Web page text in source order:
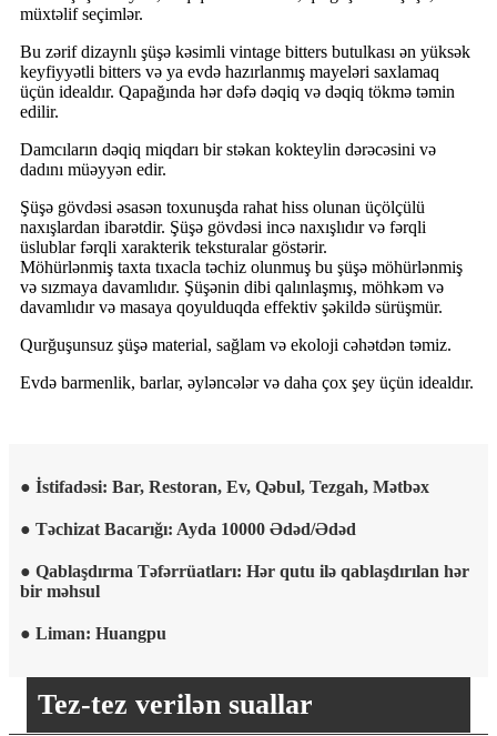
müxtəlif seçimlər.
Bu zərif dizaynlı şüşə kəsimli vintage bitters butulkası ən yüksək
keyfiyyətli bitters və ya evdə hazırlanmış mayeləri saxlamaq
üçün idealdır. Qapağında hər dəfə dəqiq və dəqiq tökmə təmin
edilir.
Damcıların dəqiq miqdarı bir stəkan kokteylin dərəcəsini və
dadını müəyyən edir.
Şüşə gövdəsi əsasən toxunuşda rahat hiss olunan üçölçülü
naxışlardan ibarətdir. Şüşə gövdəsi incə naxışlıdır və fərqli
üslublar fərqli xarakterik teksturalar göstərir.
Möhürlənmiş taxta tıxacla təchiz olunmuş bu şüşə möhürlənmiş
və sızmaya davamlıdır. Şüşənin dibi qalınlaşmış, möhkəm və
davamlıdır və masaya qoyulduqda effektiv şəkildə sürüşmür.
Qurğuşunsuz şüşə material, sağlam və ekoloji cəhətdən təmiz.
Evdə barmenlik, barlar, əyləncələr və daha çox şey üçün idealdır.
● İstifadəsi: Bar, Restoran, Ev, Qəbul, Tezgah, Mətbəx
● Təchizat Bacarığı: Ayda 10000 Ədəd/Ədəd
● Qablaşdırma Təfərrüatları: Hər qutu ilə qablaşdırılan hər
bir məhsul
● Liman: Huangpu
Tez-tez verilən suallar